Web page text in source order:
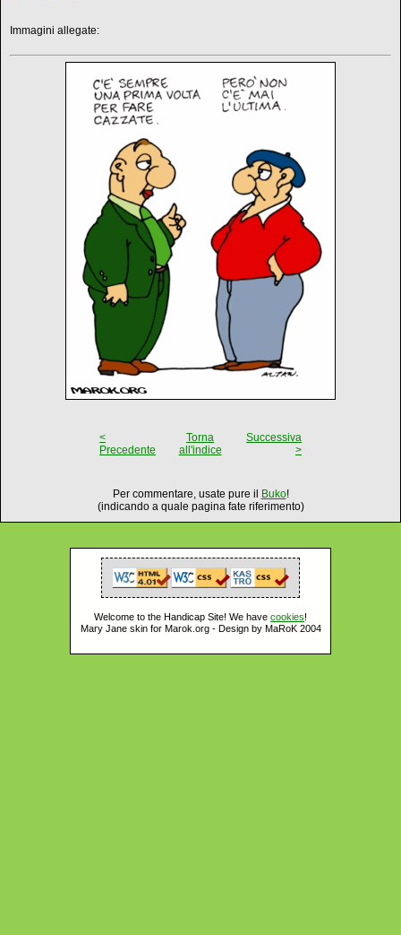
Immagini allegate:
<
Precedente
Torna
all'indice
Successiva
>
Per commentare, usate pure il Buko!
(indicando a quale pagina fate riferimento)
Welcome to the Handicap Site! We have cookies!
Mary Jane skin for Marok.org - Design by MaRoK 2004